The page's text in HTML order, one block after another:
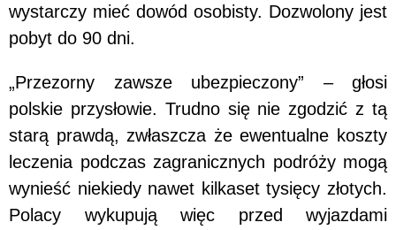
wystarczy mieć dowód osobisty. Dozwolony jest
pobyt do 90 dni.
„Przezorny zawsze ubezpieczony” – głosi
polskie przysłowie. Trudno się nie zgodzić z tą
starą prawdą, zwłaszcza że ewentualne koszty
leczenia podczas zagranicznych podróży mogą
wynieść niekiedy nawet kilkaset tysięcy złotych.
Polacy wykupują więc przed wyjazdami